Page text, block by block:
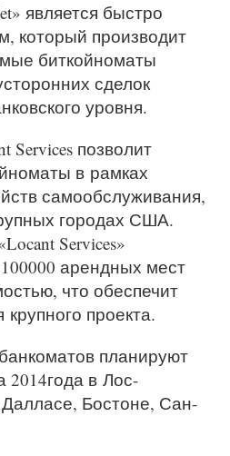
является быстро
который производит
биткойноматы
сделок
уровня.
Services позволит
в рамках
самообслуживания,
городах США.
Services»
арендных мест
что обеспечит
проекта.
планируют
2014года в Лос-
Бостоне, Сан-